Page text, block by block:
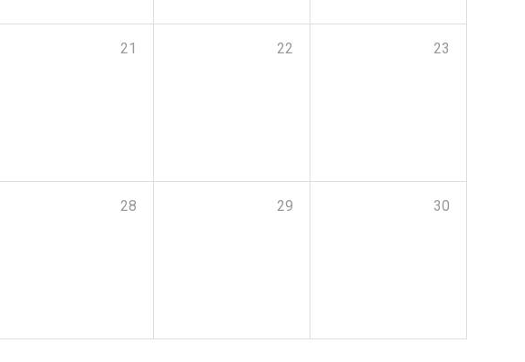
21 22 23
28 29 30